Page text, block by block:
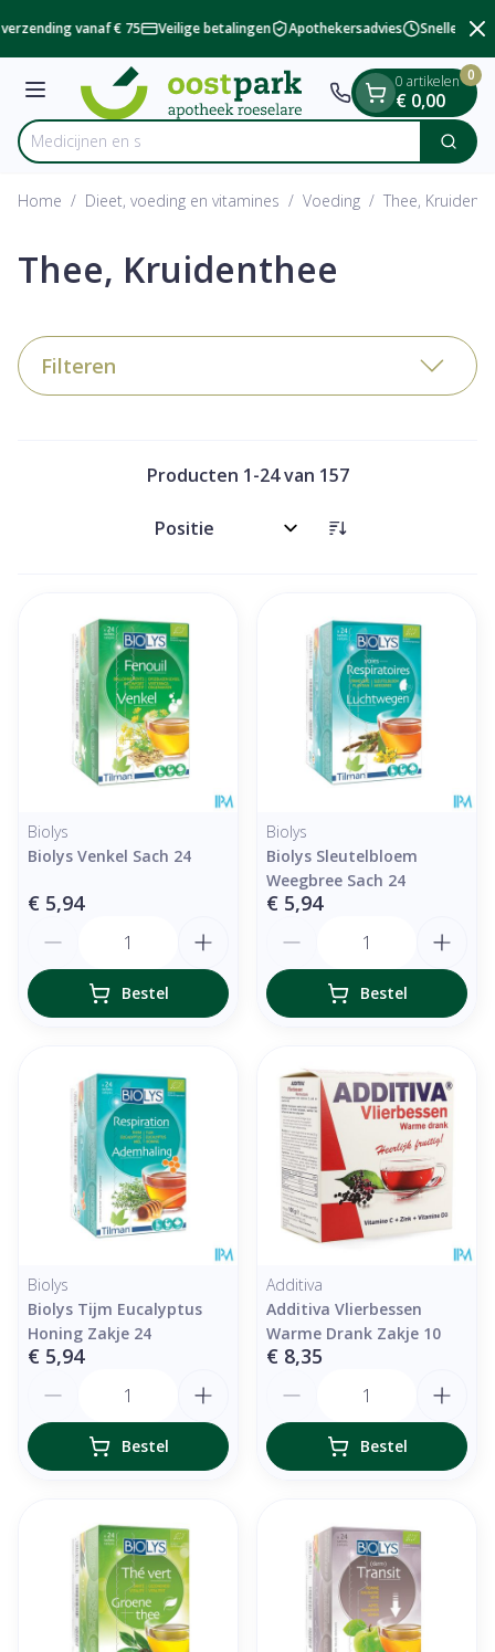
vanaf € 75 Veilige betalingen Apothekersadvies Snelle
Menu
Product, merk, categorie... Zoek
0 artikelen
€ 0,00
0
Home / Dieet, voeding en vitamines / Voeding / Thee,
Thee, Kruidenthee
Filteren
Producten 1-24van 157
Sorteer op:
Biolys
Biolys Venkel Sach 24
€ 5,94
Bestel
Biolys
Biolys Sleutelbloem
Weegbree Sach 24
€ 5,94
Bestel
Biolys
Biolys Tijm Eucalyptus
Honing Zakje 24
€ 5,94
Bestel
Additiva
Additiva Vlierbessen
Warme Drank Zakje 10
€ 8,35
Bestel